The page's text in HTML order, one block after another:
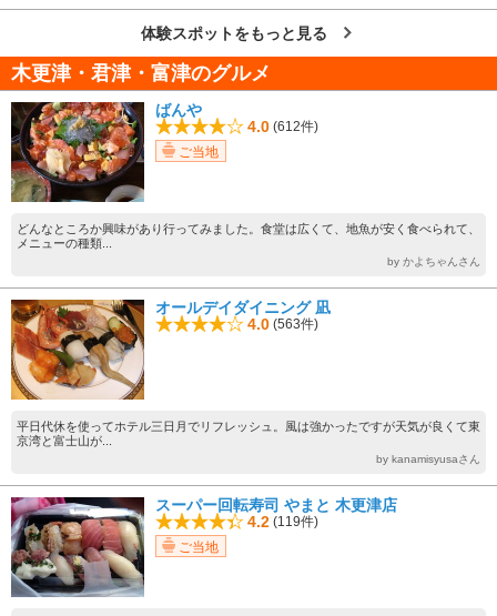
体験スポットをもっと見る
木更津・君津・富津のグルメ
ばんや
4.0 (612件)
ご当地
どんなところか興味があり行ってみました。食堂は広くて、地魚が安く食べられて、
メニューの種類...
by かよちゃんさん
オールデイダイニング 凪
4.0 (563件)
平日代休を使ってホテル三日月でリフレッシュ。風は強かったですが天気が良くて東
京湾と富士山が...
by kanamisyusaさん
スーパー回転寿司 やまと 木更津店
4.2 (119件)
ご当地